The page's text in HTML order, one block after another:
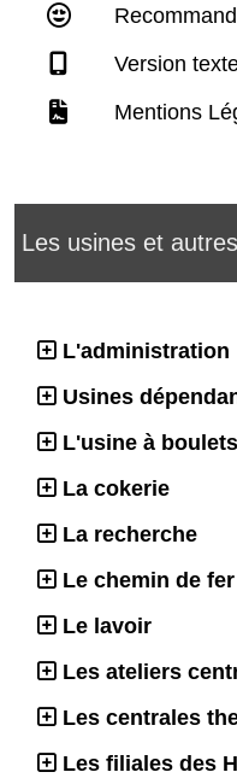
Version
Mentions
Les usines et autres
L'administration
Usines
L'usine à boulets
La cokerie
La recherche
Le chemin de fer
Le lavoir
Les ateliers
Les centrales
Les filiales des